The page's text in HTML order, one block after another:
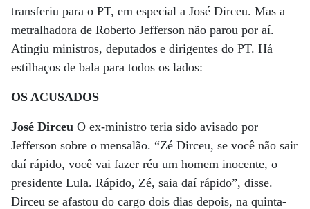
transferiu para o PT, em especial a José Dirceu. Mas a
metralhadora de Roberto Jefferson não parou por aí.
Atingiu ministros, deputados e dirigentes do PT. Há
estilhaços de bala para todos os lados:
OS ACUSADOS
José Dirceu O ex-ministro teria sido avisado por
Jefferson sobre o mensalão. “Zé Dirceu, se você não sair
daí rápido, você vai fazer réu um homem inocente, o
presidente Lula. Rápido, Zé, saia daí rápido”, disse.
Dirceu se afastou do cargo dois dias depois, na quinta-